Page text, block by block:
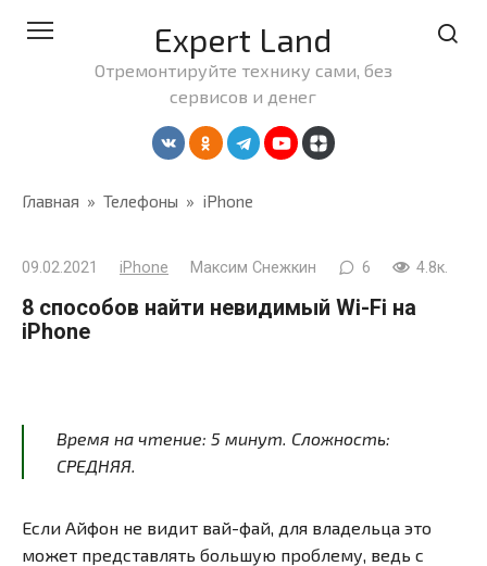
Expert Land
Отремонтируйте технику сами, без
сервисов и денег
Главная » Телефоны » iPhone
09.02.2021 iPhone Максим Снежкин 6 4.8к.
8 способов найти невидимый Wi-Fi на
iPhone
Время на чтение: 5 минут . Сложность:
СРЕДНЯЯ.
Если Айфон не видит вай-фай, для владельца это
может представлять большую проблему, ведь с